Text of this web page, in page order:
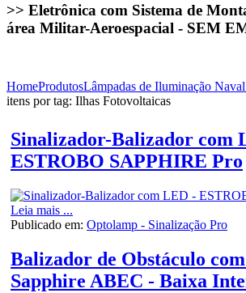
>> Eletrônica com Sistema de
área Militar-Aeroespacial - SEM
HomeProdutosLâmpadas de Iluminação
itens por tag: Ilhas Fotovoltaicas
Sinalizador-Balizador com
ESTROBO SAPPHIRE Pro
Leia mais ...
Publicado em: Optolamp - Sinalização Pro
Balizador de Obstáculo
Sapphire ABEC - Baixa